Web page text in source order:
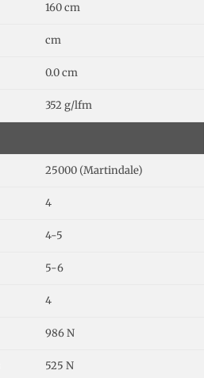
160 cm
cm
0.0 cm
352 g/lfm
25000 (Martindale)
4
4-5
5-6
4
986 N
525 N